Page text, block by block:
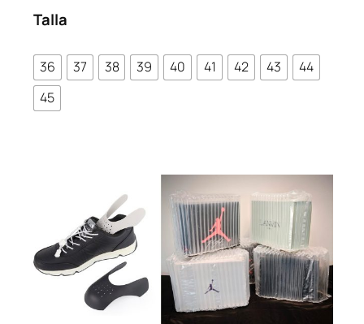
Talla
36 37 38 39 40 41 42 43
44
45